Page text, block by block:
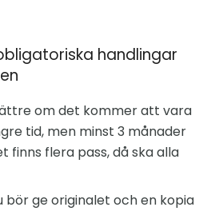
handlingar
om det kommer att vara
tid, men minst 3 månader
finns flera pass, då ska alla
bör ge originalet och en kopia